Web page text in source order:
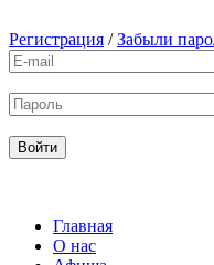
Регистрация / Забыли
Главная
О нас